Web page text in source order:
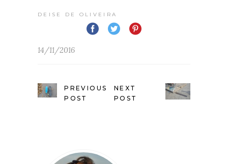
DEISE DE OLIVEIRA
14/11/2016
PREVIOUS
POST
NEXT
POST